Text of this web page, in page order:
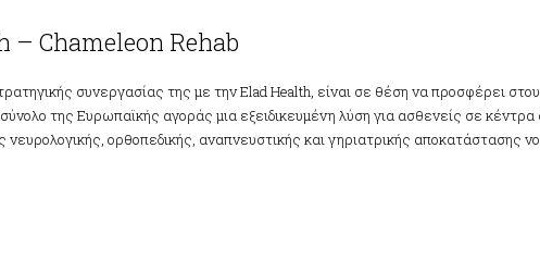
– Chameleon Rehab
συνεργασίας της με την Elad Health, είναι σε θέση να προσφέρει
της Ευρωπαϊκής αγοράς μια εξειδικευμένη λύση για ασθενείς σε
ορθοπεδικής, αναπνευστικής και γηριατρικής αποκατάστασης